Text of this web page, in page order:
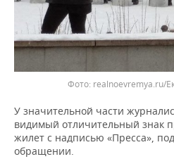
realnoevremya.ru/
У значительной части
видимый отличительный знак
жилет с надписью «Пресса»,
обращении.